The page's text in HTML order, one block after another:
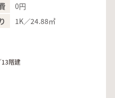
0円
1K／24.88㎡
階建